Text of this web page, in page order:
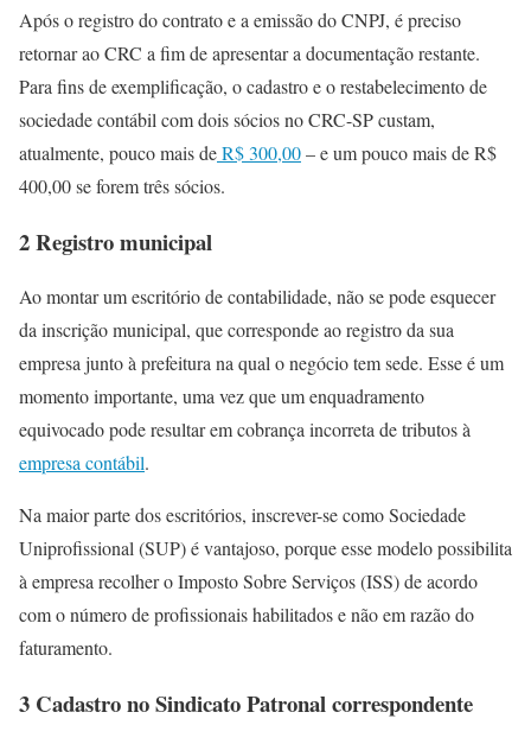
Após o registro do contrato e a emissão do CNPJ, é preciso
retornar ao CRC a fim de apresentar a documentação restante.
Para fins de exemplificação, o cadastro e o restabelecimento de
sociedade contábil com dois sócios no CRC-SP custam,
atualmente, pouco mais deR$ 300,00– e um pouco mais de R$
400,00 se forem três sócios.
2 Registro municipal
Ao montar um escritório de contabilidade, não se pode esquecer
da inscrição municipal, que corresponde ao registro da sua
empresa junto à prefeitura na qual o negócio tem sede. Esse é um
momento importante, uma vez que um enquadramento
equivocado pode resultar em cobrança incorreta de tributos à
empresa contábil.
Na maior parte dos escritórios, inscrever-se como Sociedade
Uniprofissional (SUP) é vantajoso, porque esse modelo possibilita
à empresa recolher oImposto Sobre Serviços(ISS) de acordo
com o número de profissionais habilitados e não em razão do
faturamento.
3 Cadastro no Sindicato Patronal correspondente